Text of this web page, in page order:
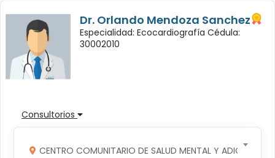
Dr. Orlando Mendoza Sanchez
Especialidad: Ecocardiografía Cédula:
30002010
Consultorios
CENTRO COMUNITARIO DE SALUD MENTAL Y